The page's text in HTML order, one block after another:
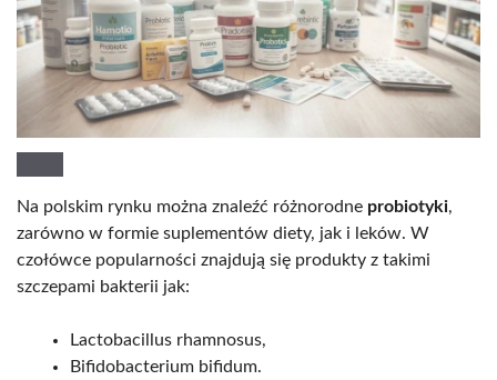
Na polskim rynku można znaleźć różnorodne probiotyki,
zarówno w formie suplementów diety, jak i leków. W
czołówce popularności znajdują się produkty z takimi
szczepami bakterii jak:
Lactobacillus rhamnosus,
Bifidobacterium bifidum.